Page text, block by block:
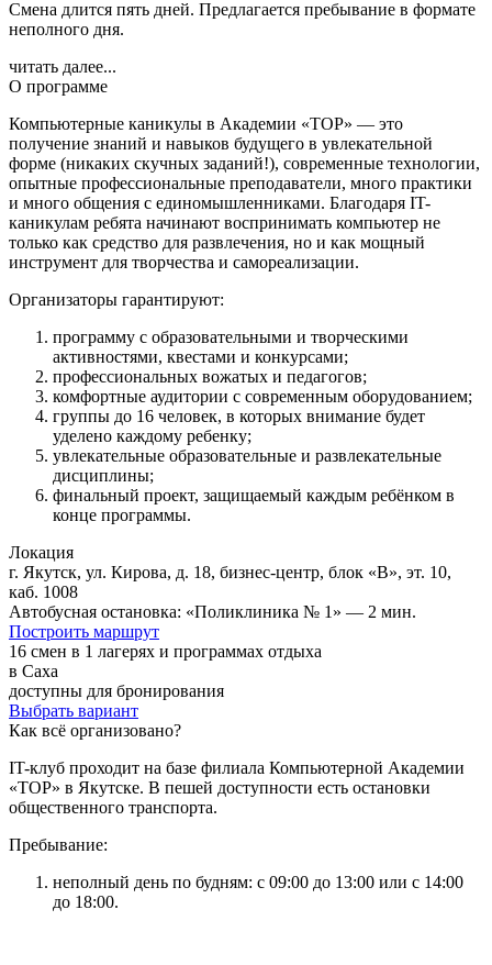
Смена длится пять дней. Предлагается пребывание в формате
неполного дня.
читать далее...
О программе
Компьютерные каникулы в Академии «ТОР» — это
получение знаний и навыков будущего в увлекательной
форме (никаких скучных заданий!), современные технологии,
опытные профессиональные преподаватели, много практики
и много общения с единомышленниками. Благодаря IT-
каникулам ребята начинают воспринимать компьютер не
только как средство для развлечения, но и как мощный
инструмент для творчества и самореализации.
Организаторы гарантируют:
программу с образовательными и творческими
активностями, квестами и конкурсами;
профессиональных вожатых и педагогов;
комфортные аудитории с современным оборудованием;
группы до 16 человек, в которых внимание будет
уделено каждому ребенку;
увлекательные образовательные и развлекательные
дисциплины;
финальный проект, защищаемый каждым ребёнком в
конце программы.
Локация
г. Якутск, ул. Кирова, д. 18, бизнес-центр, блок «В», эт. 10,
каб. 1008
Автобусная остановка: «Поликлиника № 1» — 2 мин.
Построить маршрут
16 смен в 1 лагерях и программах отдыха
в Саха
доступны для бронирования
Выбрать вариант
Как всё организовано?
IT-клуб проходит на базе филиала Компьютерной Академии
«ТОР» в Якутске. В пешей доступности есть остановки
общественного транспорта.
Пребывание:
неполный день по будням: с 09:00 до 13:00 или с 14:00
до 18:00.